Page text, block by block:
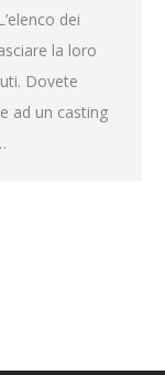
dei
la loro
Dovete
ad un casting